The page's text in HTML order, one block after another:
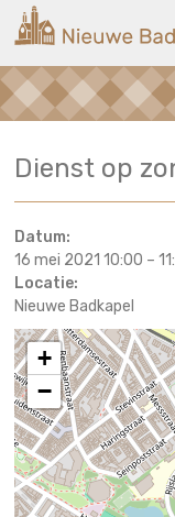
naar
inhoud
Nieuwe
Badkapel
op
Dienst op
Datum:
16 mei 2021 10:00 –
Locatie:
Nieuwe Badkapel
+
−